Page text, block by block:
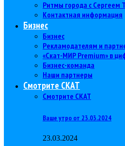
Ритмы города с Сергеем
Контактная информация
Бизнес
Бизнес
Рекламодателям и
«Скат-МИР Premium» в
Бизнес-команда
Наши партнеры
Смотрите СКАТ
Смотрите СКАТ
Ваше утро от 23.03.2024
23.03.2024